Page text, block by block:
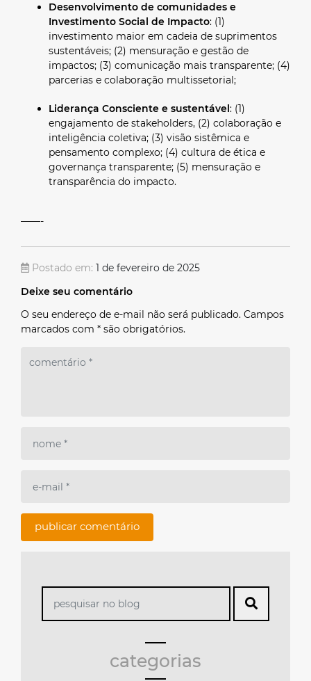
Desenvolvimento de comunidades e
Investimento Social de Impacto: (1)
investimento maior em cadeia de suprimentos
sustentáveis; (2) mensuração e gestão de
impactos; (3) comunicação mais transparente; (4)
parcerias e colaboração multissetorial;
Liderança Consciente e sustentável: (1)
engajamento de stakeholders, (2) colaboração e
inteligência coletiva; (3) visão sistêmica e
pensamento complexo; (4) cultura de ética e
governança transparente; (5) mensuração e
transparência do impacto.
——-
Postado em: 1 de fevereiro de 2025
Deixe seu comentário
O seu endereço de e-mail não será publicado. Campos
marcados com * são obrigatórios.
categorias